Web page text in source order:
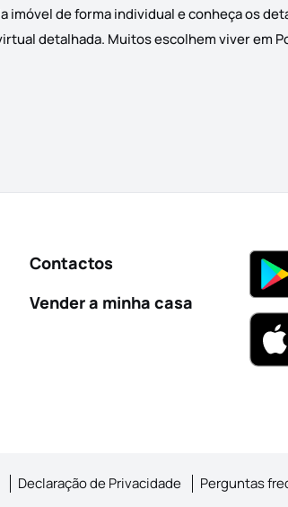
de forma individual e conheça os
detalhada. Muitos escolhem viver em
Contactos
Vender a minha casa
Declaração de Privacidade Perguntas